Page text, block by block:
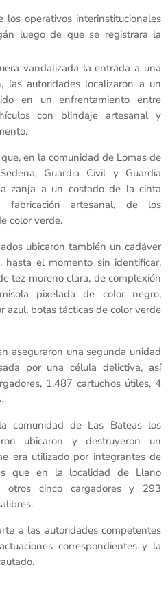
los operativos interinstitucionales
luego de que se registrara la
vandalizada la entrada a una
las autoridades localizaron a un
en un enfrentamiento entre
con blindaje artesanal y
en la comunidad de Lomas de
Guardia Civil y Guardia
zanja a un costado de la cinta
artesanal, de los
color verde.
ubicaron también un cadáver
hasta el momento sin identificar,
tez moreno clara, de complexión
pixelada de color negro,
azul, botas tácticas de color verde
aseguraron una segunda unidad
por una célula delictiva, así
1,487 cartuchos útiles, 4
comunidad de Las Bateas los
ubicaron y destruyeron un
era utilizado por integrantes de
que en la localidad de Llano
otros cinco cargadores y 293
a las autoridades competentes
correspondientes y la